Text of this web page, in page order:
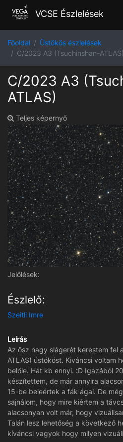
VCSE Észlelések
Főoldal
Üstökös észlelések
C/2023 A3 (Tsuchinshan-ATLAS)
C/2023 A3
ATLAS)
Teljes képernyő
Jelölések:
Észlelő:
Szeitli Imre
Leírás
Az ősz nagy slágerét kerestem fel
ATLAS) üstököst. Kiváncsi voltam
belőle. Hát kb ennyi. :D Igazából
készítettem, de már annyira
15-be beleértek a fák ágai. De
sajnálom, hogy mire kiértem a
alacsonyan volt már, hogy
Talán lesz lehetőség a következő
kíváncsi vagyok hogy milyen